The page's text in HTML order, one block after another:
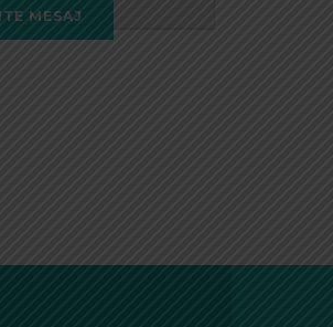
MESAJ